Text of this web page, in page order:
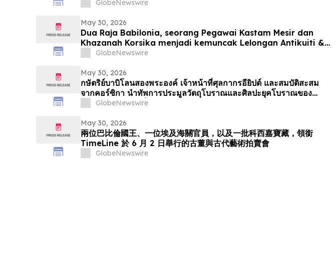
ンの目玉
GlobeNewswire
May 30, 2026
Dua Raja Babilonia, seorang Pegawai Kastam Mesir dan
Khazanah Korsika menjadi kemuncak Lelongan Antikuiti &
Seni Purba TimeLine pada 2 Jun
GlobeNewswire
May 30, 2026
กษัตริย์บาบิโลนสองพระองค์ เจ้าหน้าที่ศุลกากรอียิปต์ และสมบัติสะสม
จากคอร์ซิกา นำทัพการประมูลวัตถุโบราณและศิลปะยุคโบราณของ
TimeLine ในวันที่ 2 มิถุนาย…
GlobeNewswire
May 30, 2026
兩位巴比倫國王、一位埃及海關官員，以及一批科西嘉寶藏，領銜
TimeLine 於 6 月 2 日舉行的古董與古代藝術拍賣會
GlobeNewswire